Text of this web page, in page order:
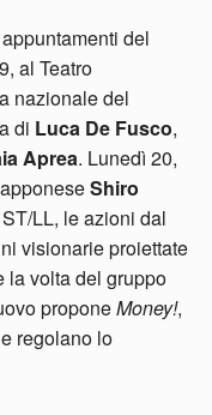
del
al Teatro
nazionale del
di Luca De Fusco,
Aprea. Lunedì 20,
Shiro
LL, le azioni dal
visionarie proiettate
la volta del gruppo
proponeMoney!,
regolano lo